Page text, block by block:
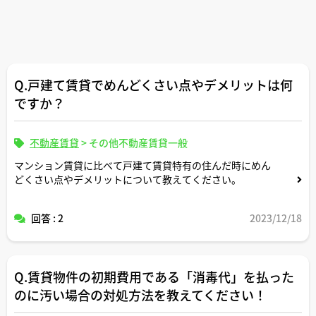
Q.戸建て賃貸でめんどくさい点やデメリットは何
ですか？
不動産賃貸 > その他不動産賃貸一般
マンション賃貸に比べて戸建て賃貸特有の住んだ時にめん
どくさい点やデメリットについて教えてください。
回答 : 2 2023/12/18
Q.賃貸物件の初期費用である「消毒代」を払った
のに汚い場合の対処方法を教えてください！